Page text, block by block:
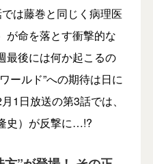
は藤巻と同じく病理医
が命を落とす衝撃的な
最後には何か起こるの
ールド”への期待は日に
1日放送の第3話では、
史）が反撃に…!?